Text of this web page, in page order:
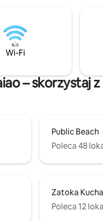
Wi-Fi
– skorzystaj
Public Beach
Poleca 48
Zatoka
Poleca 12